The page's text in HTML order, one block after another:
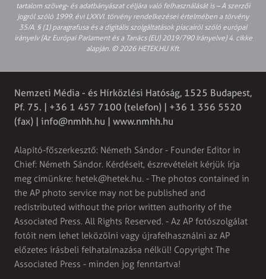
tartalom szöveg- és adatbányászat céljára való felhasználását is – A szerzői
jogról szóló 1999. évi LXXVI. törvény rendelkezései értelmében a törvény
35/A. § (1) paragrafusa és a digitális szolgáltatások piacairól szóló európai
irányelv (Az Európai Parlament és a Tanács (EU) 2019/790 Irányelve) 4. cikke
alapján. © 2026 HETEK.HU Kft.
Nemzeti Média - és Hírközlési Hatóság, 1525 Budapest,
Pf. 75. | +36 1 457 7100 (telefon) | +36 1 356 5520
(fax) | info@nmhh.hu | www.nmhh.hu
Alapító-főszerkesztő: Németh Sándor - Founder Editor in
Chief: Németh Sándor. Kérdéseit, észrevételeit kérjük írja
meg címünkre: hetek@hetek.hu. - The photos contained in
the AP photo service may not be published and
redistributed without the prior written authority of the
Associated Press. All Rights Reserved. - Az AP fotószolgálat
fotóit nem lehet leközölni vagy újrafelhasználni az AP
előzetes írásbeli felhatalmazása nélkül! Copyright The
Associated Press - minden jog fenntartva!